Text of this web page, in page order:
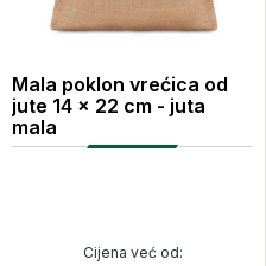
Mala poklon vrećica od
jute 14 x 22 cm - juta
mala
Cijena već od: